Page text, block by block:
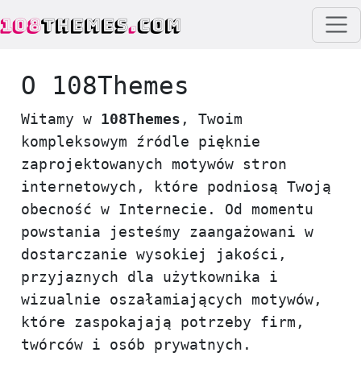
108THEMES.COM
O 108Themes
Witamy w 108Themes , Twoim
kompleksowym źródle pięknie
zaprojektowanych motywów stron
internetowych, które podniosą Twoją
obecność w Internecie. Od momentu
powstania jesteśmy zaangażowani w
dostarczanie wysokiej jakości,
przyjaznych dla użytkownika i
wizualnie oszałamiających motywów,
które zaspokajają potrzeby firm,
twórców i osób prywatnych.